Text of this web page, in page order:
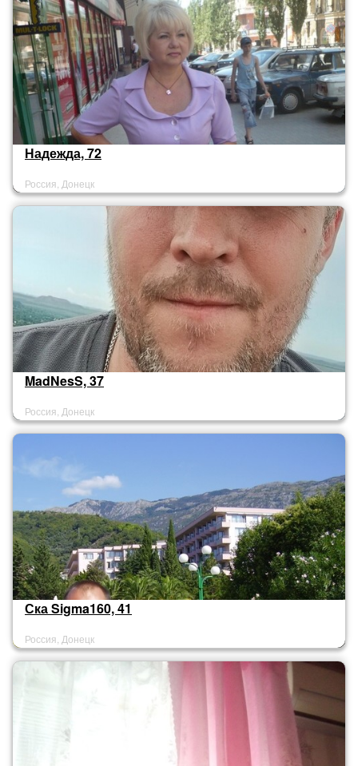
Надежда, 72
Россия, Донецк
MadNesS, 37
Россия, Донецк
Ска Sigma160, 41
Россия, Донецк